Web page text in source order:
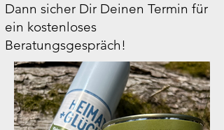
Dann sicher Dir Deinen Termin für
ein kostenloses
Beratungsgespräch!